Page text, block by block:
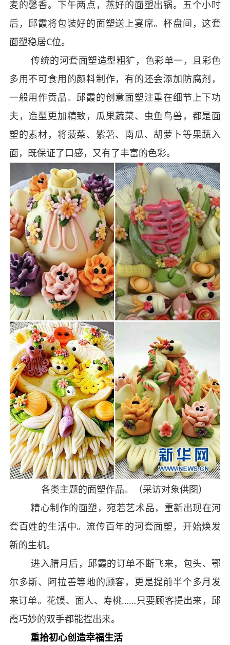
麦的馨香。下午两点，蒸好的面塑出锅。五个小时
后，邱霞将包装好的面塑送上宴席。杯盘间，这套
面塑稳居C位。
传统的河套面塑造型粗犷，色彩单一，且彩色
多用不可食用的颜料制作，有的还会添加防腐剂，
一般用作贡品。邱霞的创意面塑注重在细节上下功
夫，造型更加精致，瓜果蔬菜、虫鱼鸟兽，都是面
塑的素材，将菠菜、紫薯、南瓜、胡萝卜等果蔬入
面，既保证了口感，又有了丰富的色彩。
各类主题的面塑作品。（采访对象供图）
精心制作的面塑，宛若艺术品，重新出现在河
套百姓的生活中。流传百年的河套面塑，开始焕发
新的生机。
进入腊月后，邱霞的订单不断飞来，包头、鄂
尔多斯、阿拉善等地的顾客，更是提前半个多月发
来订单。花馍、面人、寿桃……只要顾客提出来，邱
霞巧妙的双手都能捏出来。
重拾初心创造幸福生活